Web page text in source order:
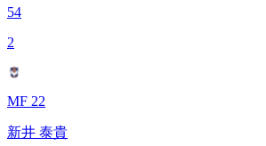
54
2
MF 22
新井 泰貴